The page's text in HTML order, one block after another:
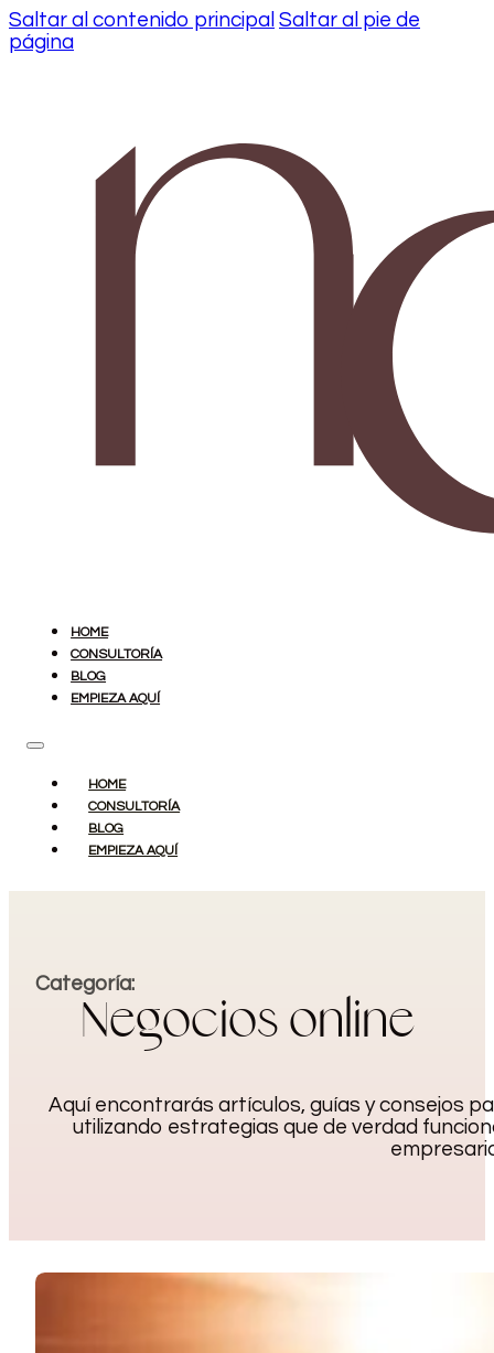
Saltar al contenido principal Saltar al pie de
página
HOME
CONSULTORÍA
BLOG
EMPIEZA AQUÍ
HOME
CONSULTORÍA
BLOG
EMPIEZA AQUÍ
Categoría:
Negocios online
Aquí encontrarás artículos, guías y consejos
utilizando estrategias que de verdad